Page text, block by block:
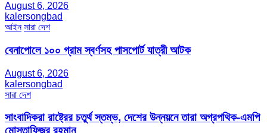
August 6, 2026
kalersongbad
আইন সারা দেশ
বেনাপোলে ১০০ গ্রাম স্বর্ণসহ পাসপোর্ট যাত্রী আটক
August 6, 2026
kalersongbad
সারা দেশ
সাংবাদিকরা রাষ্ট্রের চতুর্থ স্তম্ভ, দেশের উন্নয়নে তারা অগ্রপথিক-এমপি
মোস্তাফিজুর রহমান